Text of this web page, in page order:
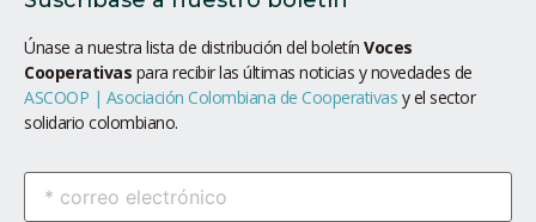
Únase a nuestra lista de distribución del boletín Voces
Cooperativas para recibir las últimas noticias y novedades de
ASCOOP | Asociación Colombiana de Cooperativas y el sector
solidario colombiano.